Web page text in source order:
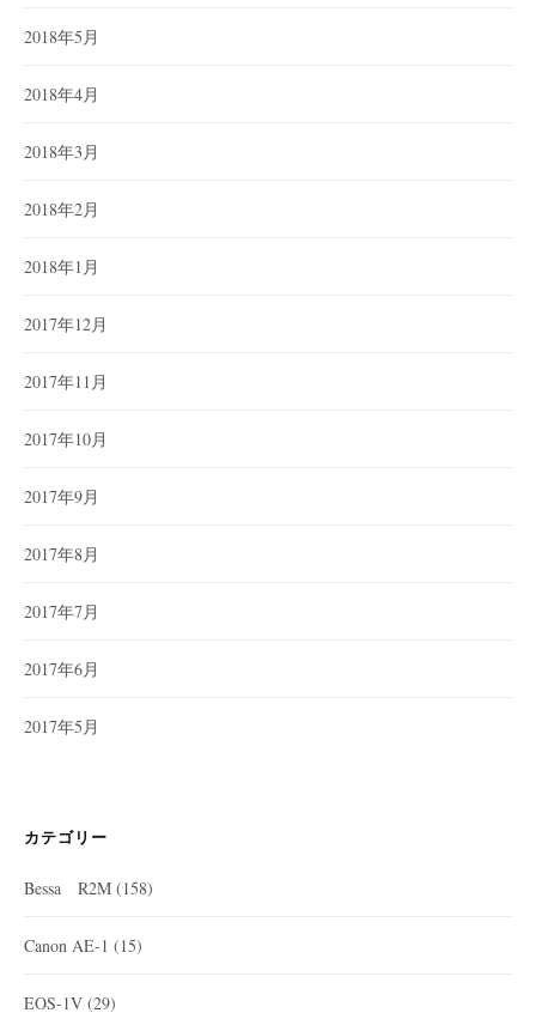
2018年5月
2018年4月
2018年3月
2018年2月
2018年1月
2017年12月
2017年11月
2017年10月
2017年9月
2017年8月
2017年7月
2017年6月
2017年5月
カテゴリー
Bessa R2M (158)
Canon AE-1 (15)
EOS-1V (29)